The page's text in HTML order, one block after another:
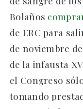
Bolaños
de ERC para
de noviembre
de la infausta
el Congreso
tomando